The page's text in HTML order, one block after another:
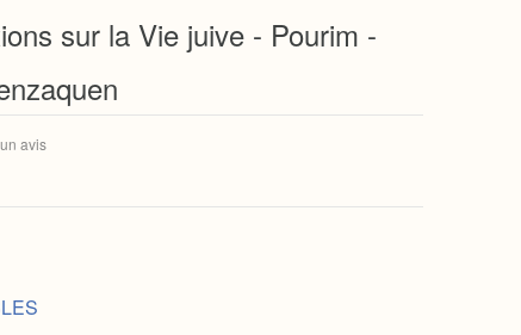
sur la Vie juive - Pourim -
avis